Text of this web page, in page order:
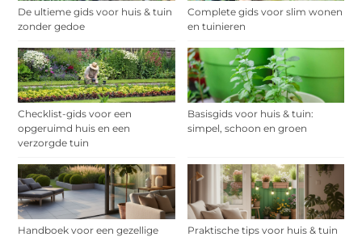
De ultieme gids voor huis & tuin
zonder gedoe
Complete gids voor slim wonen
en tuinieren
Checklist-gids voor een
opgeruimd huis en een
verzorgde tuin
Basisgids voor huis & tuin:
simpel, schoon en groen
Handboek voor een gezellige
Praktische tips voor huis & tuin